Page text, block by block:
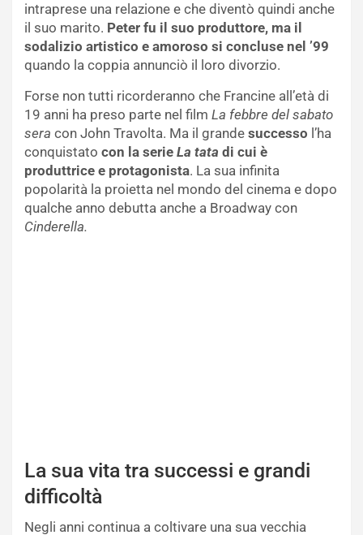
intraprese una relazione e che diventò quindi anche
il suo marito. Peter fu il suo produttore, ma il
sodalizio artistico e amoroso si concluse nel ’99
quando la coppia annunciò il loro divorzio.
Forse non tutti ricorderanno che Francine all’età di
19 anni ha preso parte nel film La febbre del sabato
sera con John Travolta. Ma il grande successo l’ha
conquistato con la serie La tata di cui è
produttrice e protagonista. La sua infinita
popolarità la proietta nel mondo del cinema e dopo
qualche anno debutta anche a Broadway con
Cinderella.
La sua vita tra successi e grandi
difficoltà
Negli anni continua a coltivare una sua vecchia